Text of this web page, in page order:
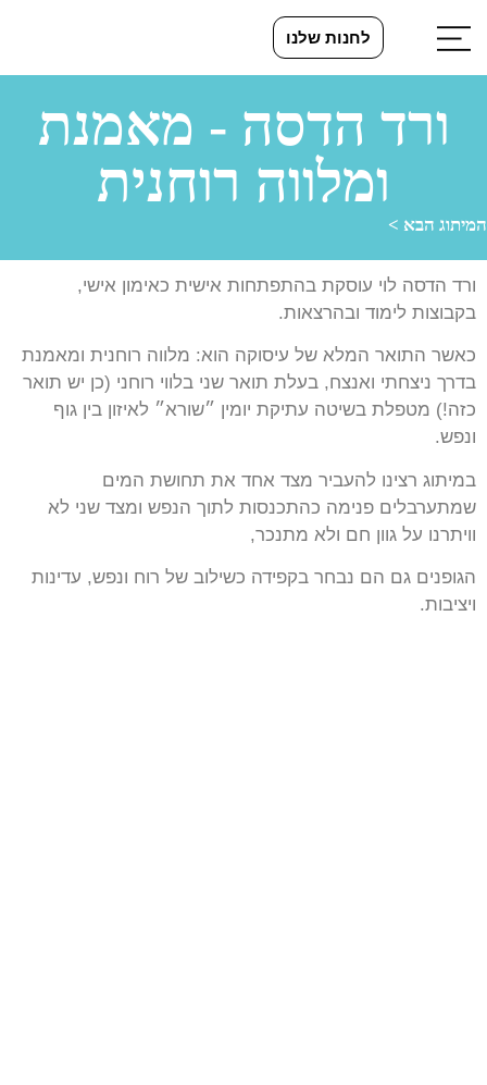
לחנות שלנו
ורד הדסה - מאמנת
ומלווה רוחנית
המיתוג הבא >
ורד הדסה לוי עוסקת בהתפתחות אישית כאימון אישי,
בקבוצות לימוד ובהרצאות.
כאשר התואר המלא של עיסוקה הוא: מלווה רוחנית ומאמנת
בדרך ניצחתי ואנצח, בעלת תואר שני בלווי רוחני (כן יש תואר
כזה!) מטפלת בשיטה עתיקת יומין ״שורא״ לאיזון בין גוף
ונפש.
במיתוג רצינו להעביר מצד אחד את תחושת המים
שמתערבלים פנימה כהתכנסות לתוך הנפש ומצד שני לא
וויתרנו על גוון חם ולא מתנכר,
הגופנים גם הם נבחר בקפידה כשילוב של רוח ונפש, עדינות
ויציבות.